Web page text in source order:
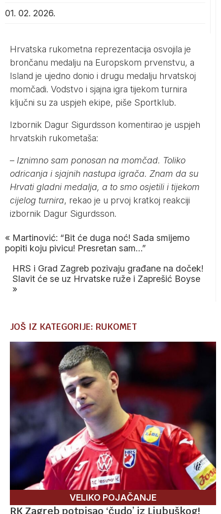
01. 02. 2026.
Hrvatska rukometna reprezentacija osvojila je
brončanu medalju na Europskom prvenstvu, a
Island je ujedno donio i drugu medalju hrvatskoj
momčadi. Vodstvo i sjajna igra tijekom turnira
ključni su za uspjeh ekipe, piše Sportklub.
Izbornik Dagur Sigurdsson komentirao je uspjeh
hrvatskih rukometaša:
– Iznimno sam ponosan na momčad. Toliko
odricanja i sjajnih nastupa igrača. Znam da su
Hrvati gladni medalja, a to smo osjetili i tijekom
cijelog turnira, rekao je u prvoj kratkoj reakciji
izbornik Dagur Sigurdsson.
« Martinović: “Bit će duga noć! Sada smijemo
popiti koju pivicu! Presretan sam…”
HRS i Grad Zagreb pozivaju građane na doček!
Slavit će se uz Hrvatske ruže i Zaprešić Boyse
»
JOŠ IZ KATEGORIJE: RUKOMET
VELIKO POJAČANJE
RK Zagreb potpisao ‘čudo’ iz Ljubuškog!